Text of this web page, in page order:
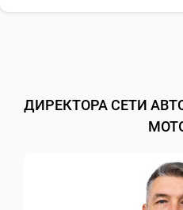
ДИРЕКТОРА СЕТИ